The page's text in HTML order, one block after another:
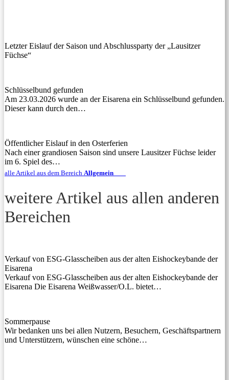
Letzter Eislauf der Saison und Abschlussparty der „Lausitzer
Füchse“
Schlüsselbund gefunden
Am 23.03.2026 wurde an der Eisarena ein Schlüsselbund gefunden.
Dieser kann durch den…
Öffentlicher Eislauf in den Osterferien
Nach einer grandiosen Saison sind unsere Lausitzer Füchse leider
im 6. Spiel des…
alle Artikel aus dem Bereich Allgemein
weitere Artikel aus allen anderen
Bereichen
Verkauf von ESG-Glasscheiben aus der alten Eishockeybande der
Eisarena
Verkauf von ESG-Glasscheiben aus der alten Eishockeybande der
Eisarena Die Eisarena Weißwasser/O.L. bietet…
Sommerpause
Wir bedanken uns bei allen Nutzern, Besuchern, Geschäftspartnern
und Unterstützern, wünschen eine schöne…